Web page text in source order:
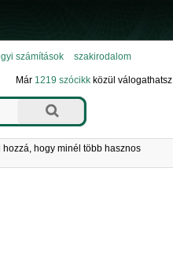
számítások
szakirodalom
Már 1219 szócikkközül válogathatsz.
hogy minél több hasznos